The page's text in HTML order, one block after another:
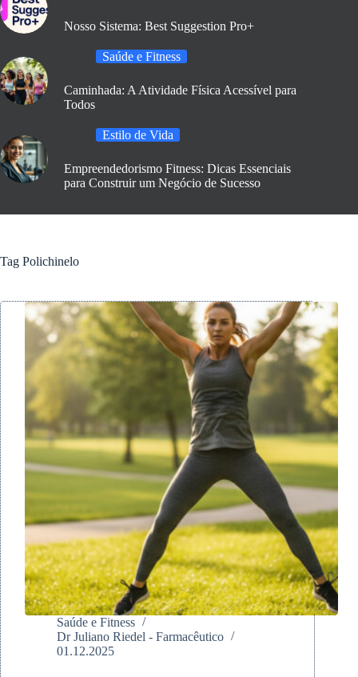
Nosso Sistema: Best Suggestion Pro+
Saúde e Fitness
Caminhada: A Atividade Física Acessível para
Todos
Estilo de Vida
Empreendedorismo Fitness: Dicas Essenciais
para Construir um Negócio de Sucesso
Tag Polichinelo
Saúde e Fitness
Dr Juliano Riedel - Farmacêutico
01.12.2025